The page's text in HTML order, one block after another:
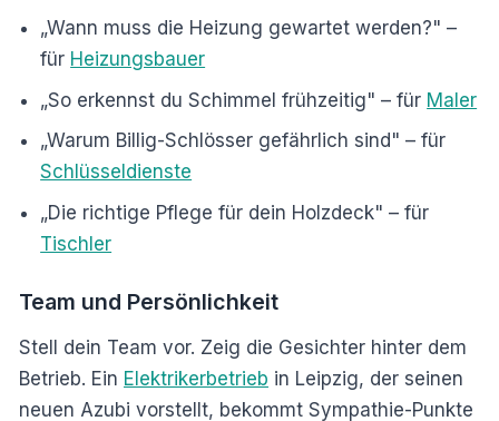
„Wann muss die Heizung gewartet werden?" –
für Heizungsbauer
„So erkennst du Schimmel frühzeitig" – für Maler
„Warum Billig-Schlösser gefährlich sind" – für
Schlüsseldienste
„Die richtige Pflege für dein Holzdeck" – für
Tischler
Team und Persönlichkeit
Stell dein Team vor. Zeig die Gesichter hinter dem
Betrieb. Ein Elektrikerbetrieb in Leipzig, der seinen
neuen Azubi vorstellt, bekommt Sympathie-Punkte